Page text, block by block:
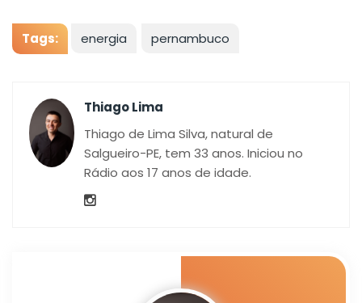
Tags: energia pernambuco
Thiago Lima
Thiago de Lima Silva, natural de
Salgueiro-PE, tem 33 anos. Iniciou no
Rádio aos 17 anos de idade.